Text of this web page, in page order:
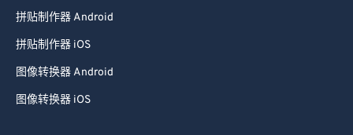
拼贴制作器 Android
拼贴制作器 iOS
图像转换器 Android
图像转换器 iOS